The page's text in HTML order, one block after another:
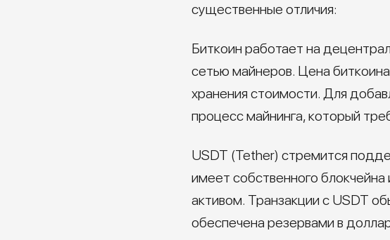
существенные отличия:
Биткоин работает на
сетью майнеров. Цена
хранения стоимости. Для
процесс майнинга, который
USDT (Tether) стремится
имеет собственного
активом. Транзакции с USDT
обеспечена резервами в